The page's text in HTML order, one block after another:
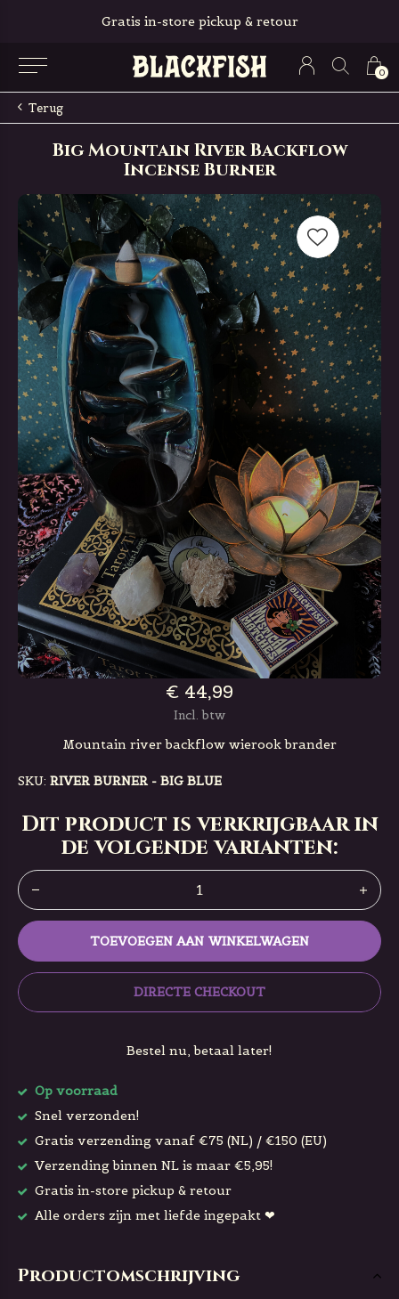
0
Gratis in-store pickup & retour
Terug
Big Mountain River Backflow
Incense Burner
€ 44,99
Incl. btw
Mountain river backflow wierook brander
SKU: RIVER BURNER - BIG BLUE
Dit product is verkrijgbaar in
de volgende varianten:
TOEVOEGEN AAN WINKELWAGEN
DIRECTE CHECKOUT
Bestel nu, betaal later!
Op voorraad
Snel verzonden!
Gratis verzending vanaf €75 (NL) / €150 (EU)
Verzending binnen NL is maar €5,95!
Gratis in-store pickup & retour
Alle orders zijn met liefde ingepakt ❤
Productomschrijving